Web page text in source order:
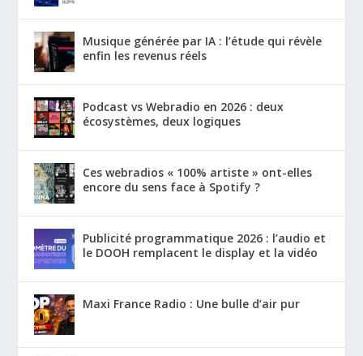
Musique générée par IA : l’étude qui révèle
enfin les revenus réels
Podcast vs Webradio en 2026 : deux
écosystèmes, deux logiques
Ces webradios « 100% artiste » ont-elles
encore du sens face à Spotify ?
Publicité programmatique 2026 : l’audio et
le DOOH remplacent le display et la vidéo
Maxi France Radio : Une bulle d’air pur